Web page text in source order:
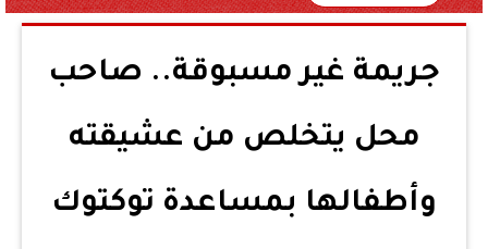
جريمة غير مسبوقة.. صاحب
محل يتخلص من عشيقته
وأطفالها بمساعدة توكتوك